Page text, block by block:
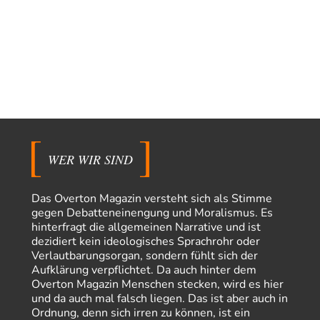
"Der Wertewesten hätte ihn verhindern können." Da liegen Sie falsch.
Und warum? Erstens, weil der…
Platons Sokrates
vor 5 Stunden zu:
Die Revolution, die nie scheiterte
Es gibt 3 Arten von Freiheit: die geistige ,die seelische und die physische.
Man darf…
Erzengelinvor 6 Stunden zu:
Leihmutterschaft als Zweig des Transhumanismus
es ist zum verzweifeln. so widerlich. ekelhaft, grausam. wahrscheinlich
hat das alles keinen zweck mehr,…
emil
vor 8 Stunden zu:
WER WIR SIND
Das Overton Magazin versteht sich als Stimme
gegen Debatteneinengung und Moralismus. Es
hinterfragt die allgemeinen Narrative und ist
dezidiert kein ideologisches Sprachrohr oder
Verlautbarungsorgan, sondern fühlt sich der
Aufklärung verpflichtet. Da auch hinter dem
Overton Magazin Menschen stecken, wird es hier
und da auch mal falsch liegen. Das ist aber auch in
Ordnung, denn sich irren zu können, ist ein